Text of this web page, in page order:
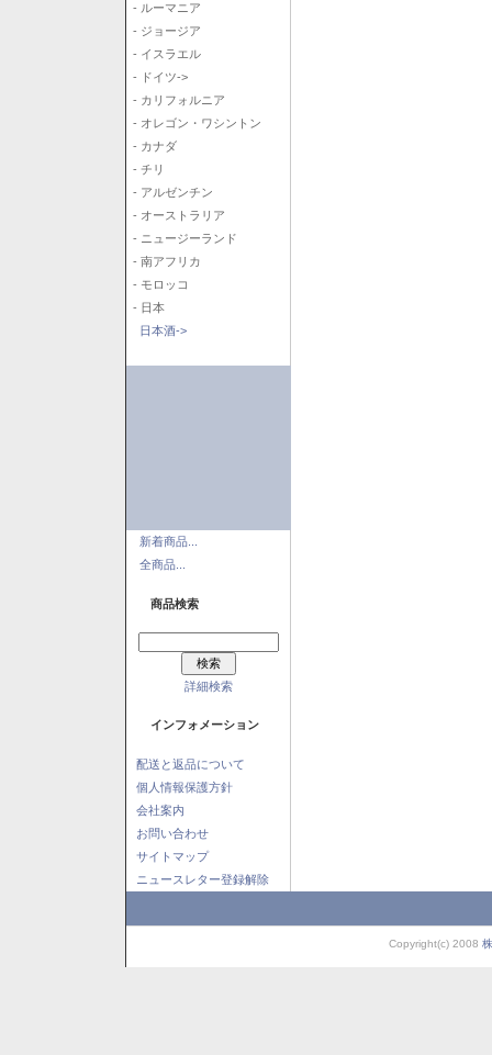
- ルーマニア
- ジョージア
- イスラエル
- ドイツ->
- カリフォルニア
- オレゴン・ワシントン
- カナダ
- チリ
- アルゼンチン
- オーストラリア
- ニュージーランド
- 南アフリカ
- モロッコ
- 日本
日本酒->
新着商品...
全商品...
商品検索
詳細検索
インフォメーション
配送と返品について
個人情報保護方針
会社案内
お問い合わせ
サイトマップ
ニュースレター登録解除
Copyright(c) 2008